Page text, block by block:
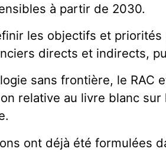
à partir de 2030.
les objectifs et priorités
directs et indirects,
sans frontière, le RAC
relative au livre blanc sur
ont déjà été formulées